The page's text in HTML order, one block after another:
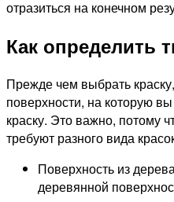
отразиться на конечном
Как определить
Прежде чем выбрать
поверхности, на которую
краску. Это важно, потому
требуют разного вида
Поверхность из
деревянной